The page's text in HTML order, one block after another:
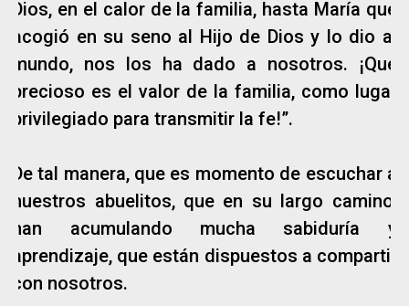
Dios, en el calor de la familia, hasta María que
acogió en su seno al Hijo de Dios y lo dio al
mundo, nos los ha dado a nosotros. ¡Qué
precioso es el valor de la familia, como lugar
privilegiado para transmitir la fe!”.
De tal manera, que es momento de escuchar a
nuestros abuelitos, que en su largo camino,
han acumulando mucha sabiduría y
aprendizaje, que están dispuestos a compartir
con nosotros.